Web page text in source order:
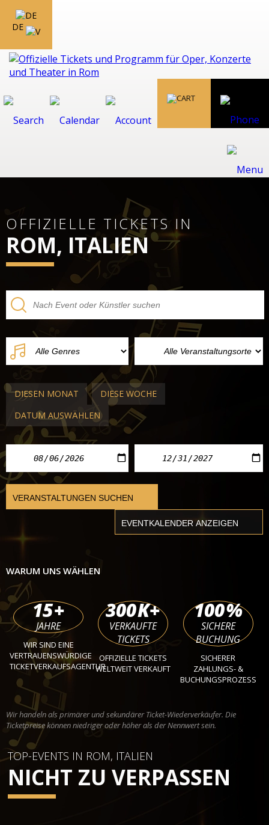
DE
OFFIZIELLE TICKETS IN
ROM, ITALIEN
DIESEN MONAT
DIESE WOCHE
DATUM AUSWÄHLEN
WARUM UNS WÄHLEN
15+
JAHRE
WIR SIND EINE
VERTRAUENSWÜRDIGE
TICKETVERKAUFSAGENTUR
300K+
VERKAUFTE
TICKETS
OFFIZIELLE TICKETS
WELTWEIT VERKAUFT
100%
SICHERE
BUCHUNG
SICHERER
ZAHLUNGS- &
BUCHUNGSPROZESS
Wir handeln als primärer und sekundärer Ticket-Wiederverkäufer. Die
Ticketpreise können niedriger oder höher als der Nennwert sein.
TOP-EVENTS IN ROM, ITALIEN
NICHT ZU VERPASSEN